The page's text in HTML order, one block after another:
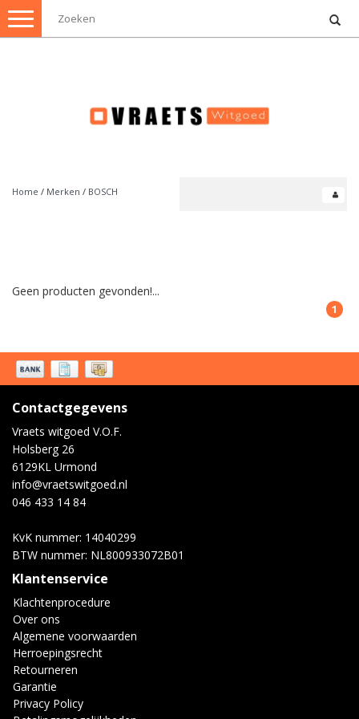
Toggle
navigation
Home / Merken / BOSCH
Geen producten gevonden!...
1
Contactgegevens
Vraets witgoed V.O.F.
Holsberg 26
6129KL Urmond
info@vraetswitgoed.nl
046 433 14 84
KvK nummer: 14040299
BTW nummer: NL800933072B01
Klantenservice
Klachtenprocedure
Over ons
Algemene voorwaarden
Herroepingsrecht
Retourneren
Garantie
Privacy Policy